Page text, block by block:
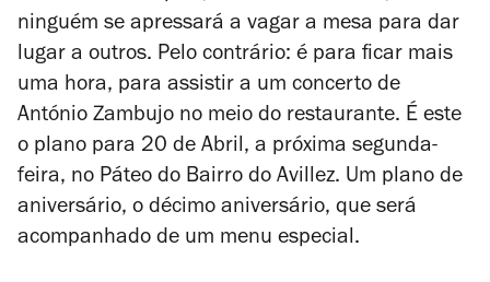
ninguém se apressará a vagar a mesa para dar
lugar a outros. Pelo contrário: é para ficar mais
uma hora, para assistir a um concerto de
António Zambujo no meio do restaurante. É este
o plano para 20 de Abril, a próxima segunda-
feira, no Páteo do Bairro do Avillez. Um plano de
aniversário, o décimo aniversário, que será
acompanhado de um menu especial.